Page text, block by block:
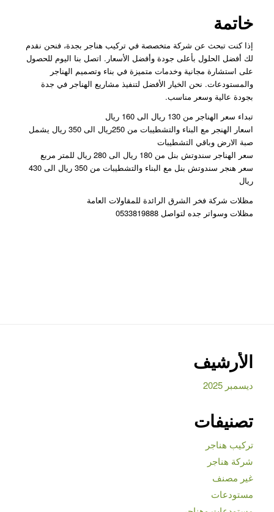
خاتمة
إذا كنت تبحث عن شركة متخصصة في تركيب هناجر بجدة، فنحن نقدم
لك أفضل الحلول بأعلى جودة وأفضل الأسعار. اتصل بنا اليوم للحصول
على استشارة مجانية وخدمات متميزة في بناء وتصميم الهناجر
والمستودعات. نحن الخيار الأفضل لتنفيذ مشاريع الهناجر في جدة
بجودة عالية وسعر مناسب.
تبداء سعر الهناجر من 130 ريال الى 160 ريال
اسعار الهنجر مع البناء والتشطيبات من 250ريال الى 350 ريال يشمل
صبة الارض وباقي التشطيبات
سعر الهناجر سندوتش بنل من 180 ريال الى 280 ريال للمتر مربع
سعر هنجر سندوتش بنل مع البناء والتشطيبات من 350 ريال الى 430
ريال
مظلات شركة فخر الشرق الرائدة للمقاولات العامة
مظلات وسواتر جده لتواصل 0533819888
الأرشيف
ديسمبر 2025
تصنيفات
تركيب هناجر
شركة هناجر
غير مصنف
مستودعات